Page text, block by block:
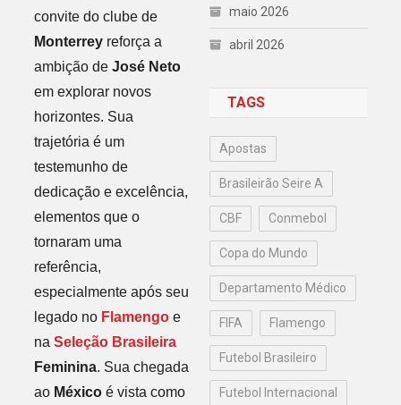
convite do clube de
Monterreyreforça a
ambição de José Neto
em explorar novos
horizontes. Sua
trajetória é um
testemunho de
dedicação e excelência,
elementos que o
tornaram uma
referência,
especialmente após seu
legado no Flamengoe
na Seleção Brasileira
Feminina. Sua chegada
ao Méxicoé vista como
maio 2026
abril 2026
TAGS
Apostas
Brasileirão Seire A
CBF Conmebol
Copa do Mundo
Departamento Médico
FIFA Flamengo
Futebol Brasileiro
Futebol Internacional